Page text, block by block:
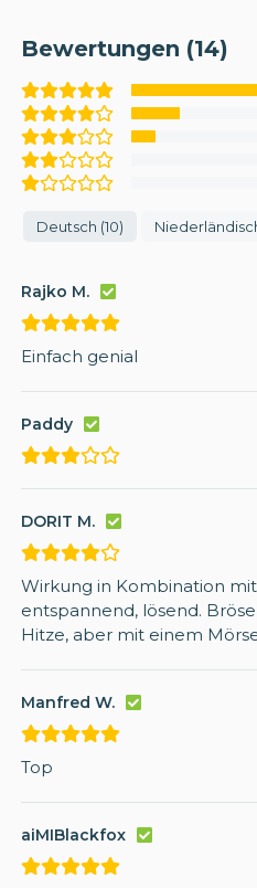
Bewertungen (14)
Deutsch (10)
Rajko M.
Einfach genial
Paddy
DORIT M.
Wirkung in Kombination
entspannend, lösend.
Hitze, aber mit einem
Manfred W.
Top
aiMIBlackfox